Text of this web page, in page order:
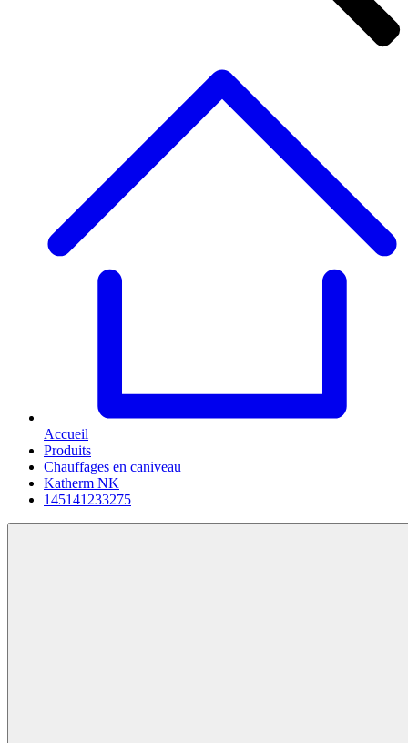
Accueil
Produits
Chauffages en caniveau
Katherm NK
145141233275